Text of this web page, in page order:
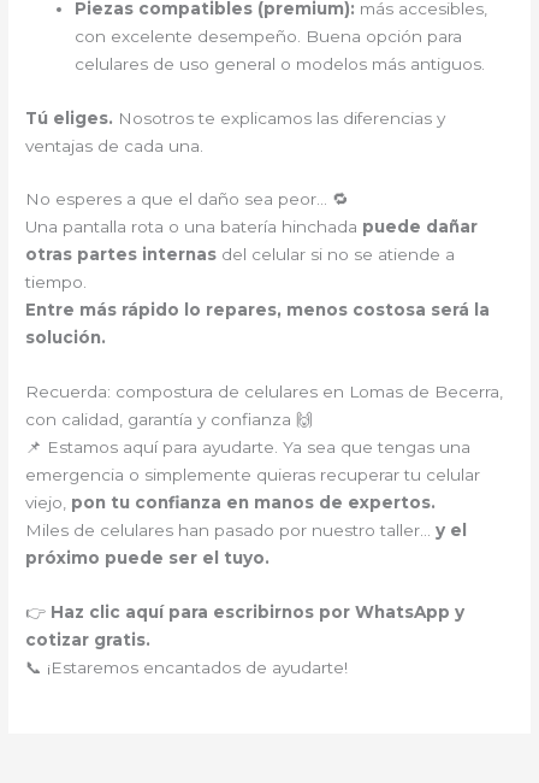
Piezas compatibles (premium): más accesibles,
con excelente desempeño. Buena opción para
celulares de uso general o modelos más antiguos.
Tú eliges. Nosotros te explicamos las diferencias y
ventajas de cada una.
No esperes a que el daño sea peor… 🔁
Una pantalla rota o una batería hinchada puede dañar
otras partes internas del celular si no se atiende a
tiempo.
Entre más rápido lo repares, menos costosa será la
solución.
Recuerda: compostura de celulares en Lomas de Becerra,
con calidad, garantía y confianza 🙌
📌 Estamos aquí para ayudarte. Ya sea que tengas una
emergencia o simplemente quieras recuperar tu celular
viejo, pon tu confianza en manos de expertos.
Miles de celulares han pasado por nuestro taller…y el
próximo puede ser el tuyo.
👉 Haz clic aquí para escribirnos por WhatsApp y
cotizar gratis.
📞 ¡Estaremos encantados de ayudarte!